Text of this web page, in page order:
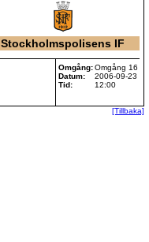
Stockholmspolisens IF
Omgång:Omgång 16
Datum:
2006-09-23
Tid:
12:00
[Tillbaka]